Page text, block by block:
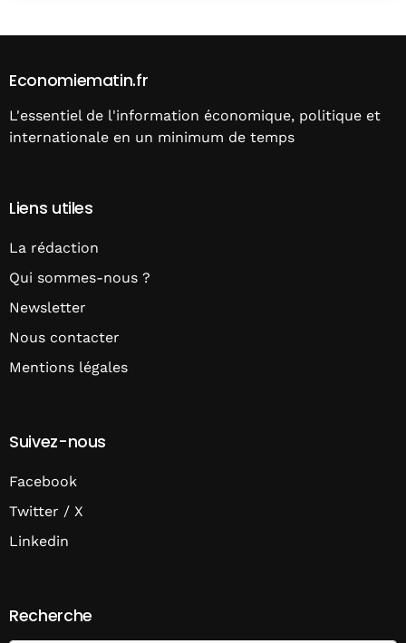
Economiematin.fr
L'essentiel de l'information économique, politique et
internationale en un minimum de temps
Liens utiles
La rédaction
Qui sommes-nous ?
Newsletter
Nous contacter
Mentions légales
Suivez-nous
Facebook
Twitter / X
Linkedin
Recherche